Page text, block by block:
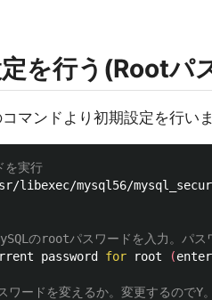
を行う(Rootパ
マンドより初期設定を行いま
を実行
libexec/mysql56/
のrootパスワードを入力。パ
password for root (enter
ードを変えるか。変更するのでY